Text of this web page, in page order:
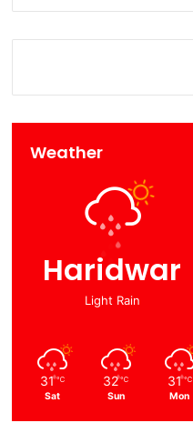
Weather
Haridwar
Light Rain
31 ℃
Sat
32 ℃
Sun
31 ℃
Mon